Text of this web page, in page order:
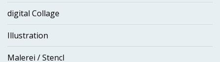
digital Collage
Illustration
Malerei / Stencl